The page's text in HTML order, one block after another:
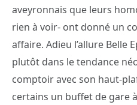
aveyronnais que leurs
rien à voir- ont donné un
affaire. Adieu l’allure Belle
plutôt dans le tendance
comptoir avec son haut-
certains un buffet de gare à